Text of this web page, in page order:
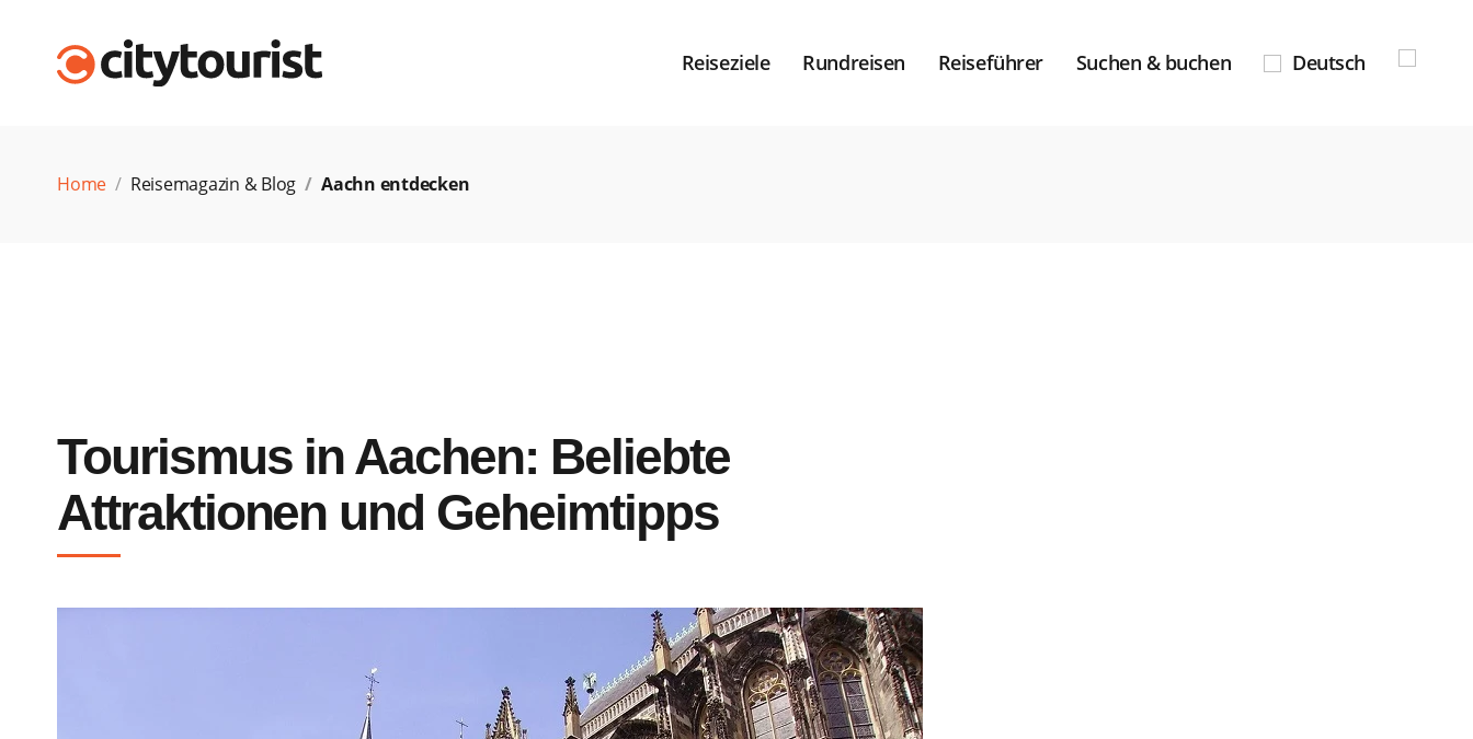
Reiseziele Rundreisen Reiseführer Suchen & buchen Deutsch
Home Reisemagazin & Blog Aachn entdecken
Tourismus in Aachen: Beliebte
Attraktionen und Geheimtipps